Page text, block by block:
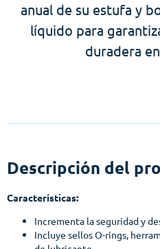
anual de su estufa y
líquido para
duradera
Descripción del
Características:
Incrementa la seguridad y
Incluye sellos O-rings,